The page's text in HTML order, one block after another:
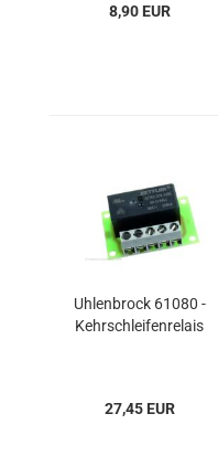
8,90 EUR
Uhlenbrock 61080 -
Kehrschleifenrelais
27,45 EUR